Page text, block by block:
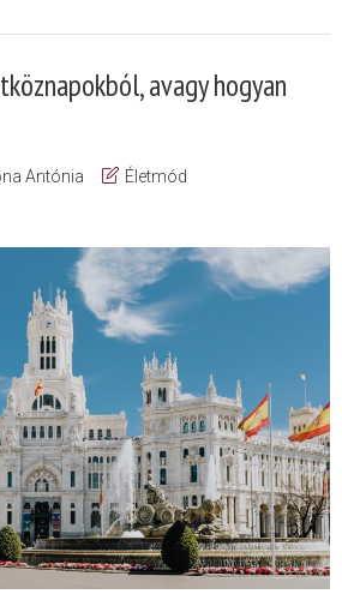
avagy hogyan
Antónia
Életmód